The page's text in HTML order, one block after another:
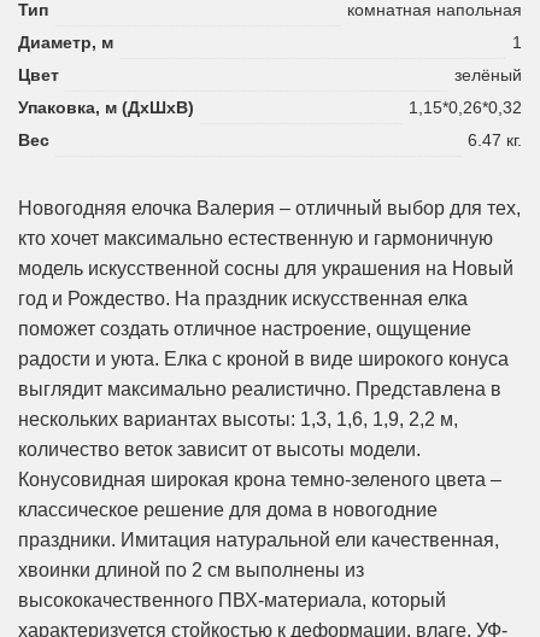
Тип
комнатная напольная
Диаметр, м
1
Цвет
зелёный
Упаковка, м (ДхШхВ)
1,15*0,26*0,32
Вес
6.47 кг.
Новогодняя елочка Валерия – отличный выбор для тех,
кто хочет максимально естественную и гармоничную
модель искусственной сосны для украшения на Новый
год и Рождество. На праздник искусственная елка
поможет создать отличное настроение, ощущение
радости и уюта. Елка с кроной в виде широкого конуса
выглядит максимально реалистично. Представлена в
нескольких вариантах высоты: 1,3, 1,6, 1,9, 2,2 м,
количество веток зависит от высоты модели.
Конусовидная широкая крона темно-зеленого цвета –
классическое решение для дома в новогодние
праздники. Имитация натуральной ели качественная,
хвоинки длиной по 2 см выполнены из
высококачественного ПВХ-материала, который
характеризуется стойкостью к деформации, влаге, УФ-